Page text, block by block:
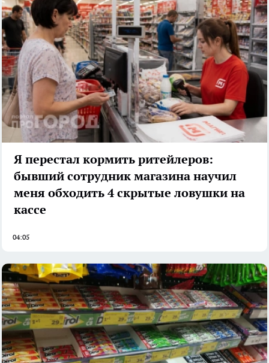
Я перестал кормить ритейлеров:
бывший сотрудник магазина научил
меня обходить 4 скрытые ловушки на
кассе
04:05